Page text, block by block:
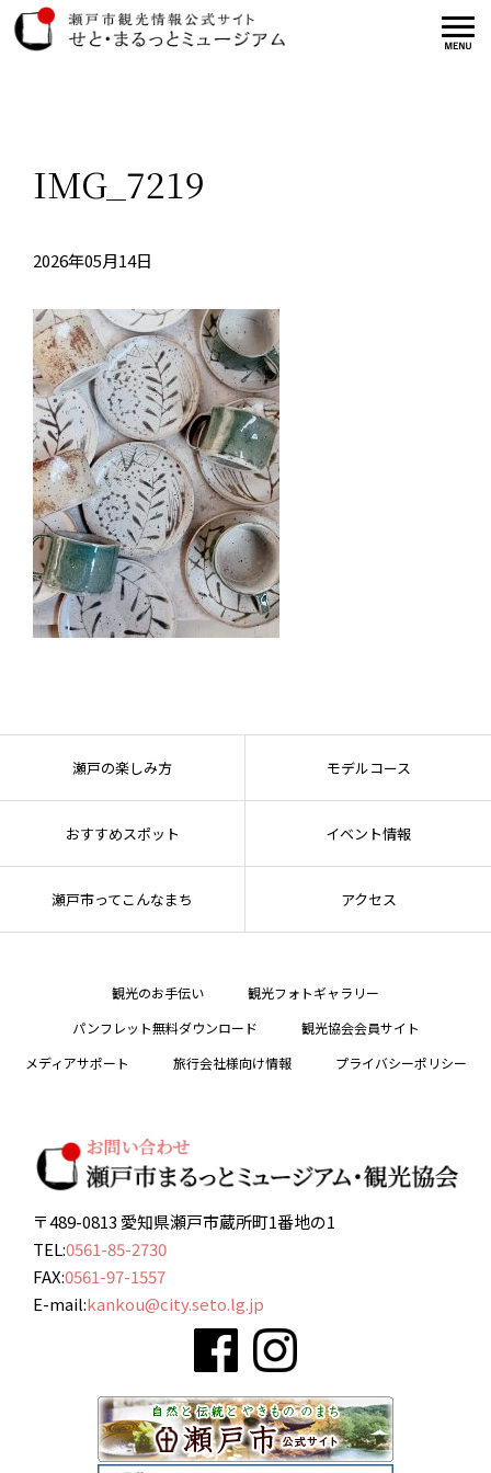
IMG_7219
2026年05月14日
瀬戸の楽しみ方 モデルコース
おすすめスポット イベント情報
瀬戸市ってこんなまち アクセス
観光のお手伝い
観光フォトギャラリー
パンフレット無料ダウンロード
観光協会会員サイト
メディアサポート
旅行会社様向け情報 プライバシーポリシー
〒489-0813 愛知県瀬戸市蔵所町1番地の1
TEL:0561-85-2730
FAX:0561-97-1557
E-mail:kankou@city.seto.lg.jp